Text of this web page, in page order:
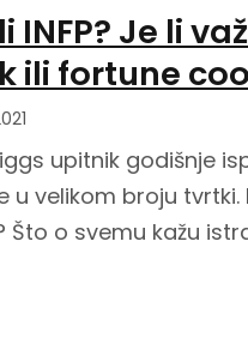
INFP? Je li
ili fortune
upitnik godišnje
u velikom broju
Što o svemu kažu